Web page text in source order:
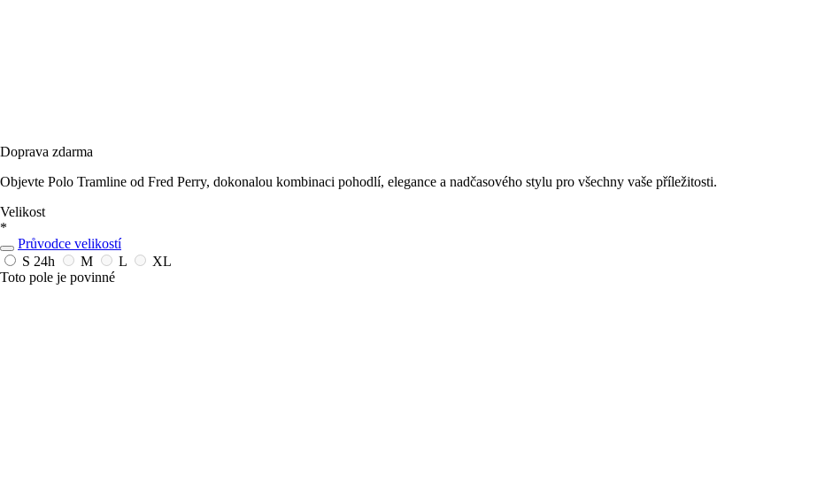
Doprava zdarma
Objevte Polo Tramline od Fred Perry, dokonalou kombinaci pohodlí, elegance a nadčasového stylu pro všechny vaše příležitosti.
Velikost
*
Průvodce velikostí
S 24h M L
XL
Toto pole je povinné